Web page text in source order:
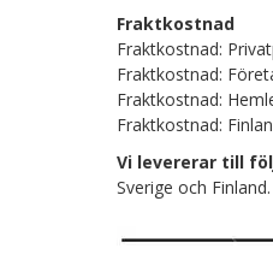
Fraktkostnad
Fraktkostnad:
Fraktkostnad:
Fraktkostnad:
Fraktkostnad:
Vi levererar till
Sverige och Finland.